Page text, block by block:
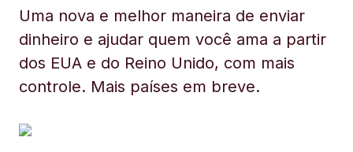
Uma nova e melhor maneira de enviar
dinheiro e ajudar quem você ama a partir
dos EUA e do Reino Unido, com mais
controle. Mais países em breve.